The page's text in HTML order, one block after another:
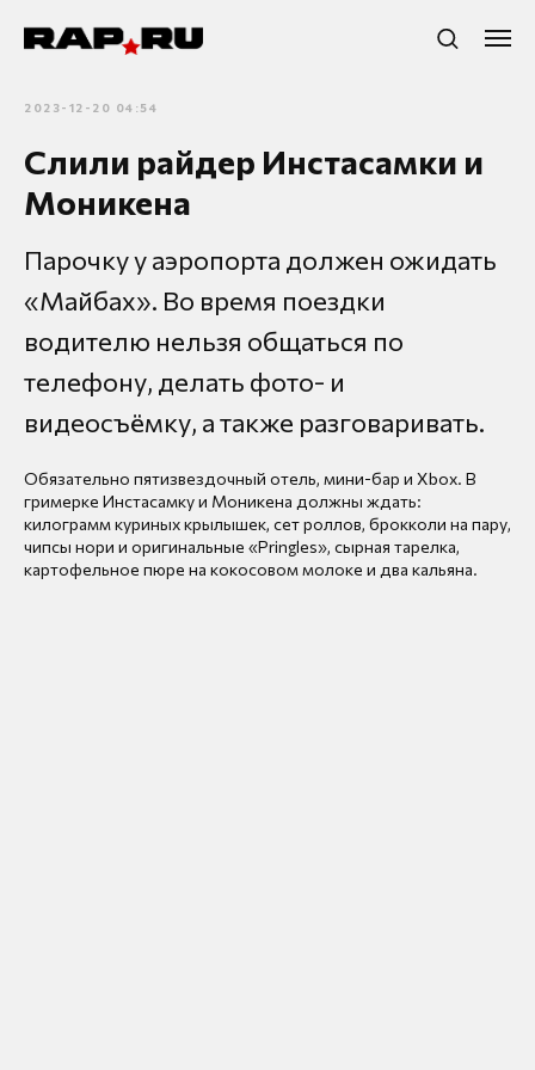
2023-12-20 04:54
Слили райдер Инстасамки и
Моникена
Парочку у аэропорта должен ожидать
«Майбах». Во время поездки
водителю нельзя общаться по
телефону, делать фото- и
видеосъёмку, а также разговаривать.
Обязательно пятизвездочный отель, мини-бар и Xbox. В
гримерке Инстасамку и Моникена должны ждать:
килограмм куриных крылышек, сет роллов, брокколи на пару,
чипсы нори и оригинальные «Pringles», сырная тарелка,
картофельное пюре на кокосовом молоке и два кальяна.